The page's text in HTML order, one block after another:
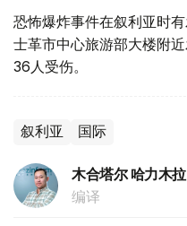
恐怖爆炸事件在叙利亚时
士革市中心旅游部大楼附
36人受伤。
叙利亚 国际
木合塔尔 哈力木拉
编译